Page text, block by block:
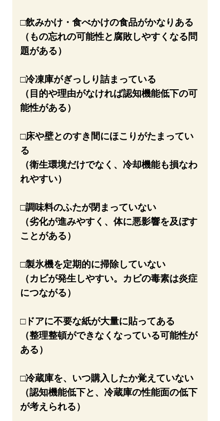
□飲みかけ・食べかけの食品がかなりある
（もの忘れの可能性と腐敗しやすくなる問
題がある）
□冷凍庫がぎっしり詰まっている
（目的や理由がなければ認知機能低下の可
能性がある）
□床や壁とのすき間にほこりがたまってい
る
（衛生環境だけでなく、冷却機能も損なわ
れやすい）
□調味料のふたが閉まっていない
（劣化が進みやすく、体に悪影響を及ぼす
ことがある）
□製氷機を定期的に掃除していない
（カビが発生しやすい。カビの毒素は炎症
につながる）
□ドアに不要な紙が大量に貼ってある
（整理整頓ができなくなっている可能性が
ある）
□冷蔵庫を、いつ購入したか覚えていない
（認知機能低下と、冷蔵庫の性能面の低下
が考えられる）